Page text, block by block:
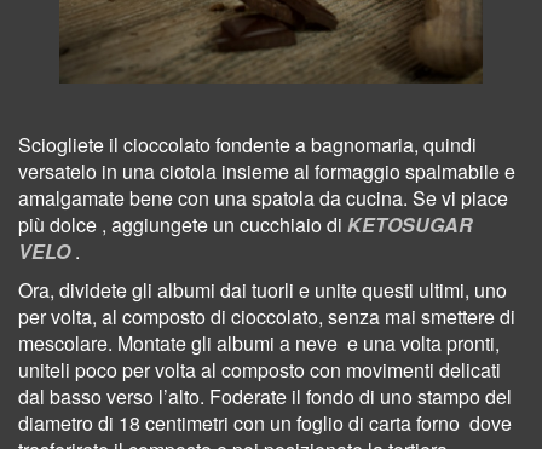
Sciogliete il cioccolato fondente a bagnomaria, quindi
versatelo in una ciotola insieme al formaggio spalmabile e
amalgamate bene con una spatola da cucina. Se vi piace
più dolce , aggiungete un cucchiaio di KETOSUGAR
VELO.
Ora, dividete gli albumi dai tuorli e unite questi ultimi, uno
per volta, al composto di cioccolato, senza mai smettere di
mescolare. Montate gli albumi a neve e una volta pronti,
uniteli poco per volta al composto con movimenti delicati
dal basso verso l’alto. Foderate il fondo di uno stampo del
diametro di 18 centimetri con un foglio di carta forno dove